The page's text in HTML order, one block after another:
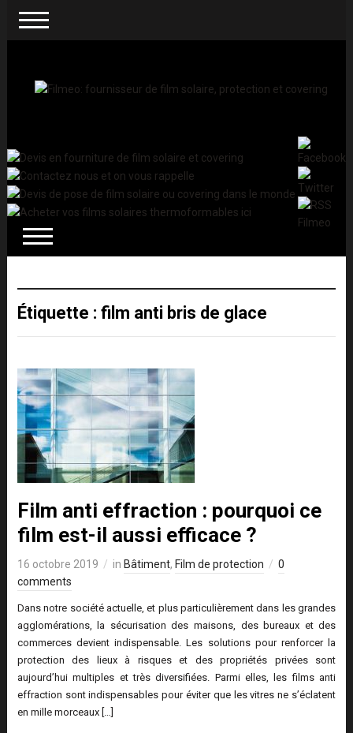
Étiquette : film anti bris de glace
Film anti effraction : pourquoi ce
film est-il aussi efficace ?
16 octobre 2019 in Bâtiment, Film de protection
0
comments
Dans notre société actuelle, et plus particulièrement dans les grandes
agglomérations, la sécurisation des maisons, des bureaux et des
commerces devient indispensable. Les solutions pour renforcer la
protection des lieux à risques et des propriétés privées sont
aujourd’hui multiples et très diversifiées. Parmi elles, les films anti
effraction sont indispensables pour éviter que les vitres ne s’éclatent
en mille morceaux […]